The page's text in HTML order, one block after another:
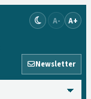
A- A+
Newsletter